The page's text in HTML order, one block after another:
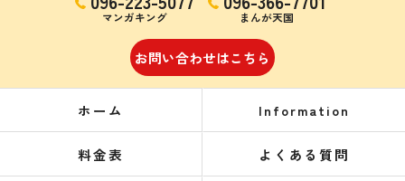
マンガキング まんが天国
お問い合わせはこちら
ホーム Information
料金表 よくある質問